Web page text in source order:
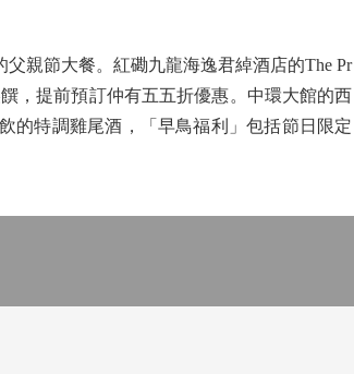
親節大餐。紅磡九龍海逸君綽酒店的The Pr
，提前預訂仲有五五折優惠。中環大館的西
的特調雞尾酒，「早鳥福利」包括節日限定